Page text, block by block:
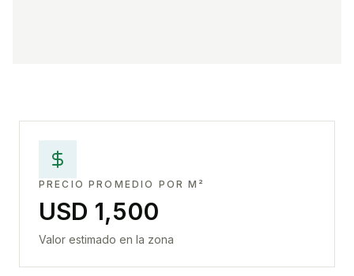
PRECIO PROMEDIO POR M²
USD 1,500
Valor estimado en la zona